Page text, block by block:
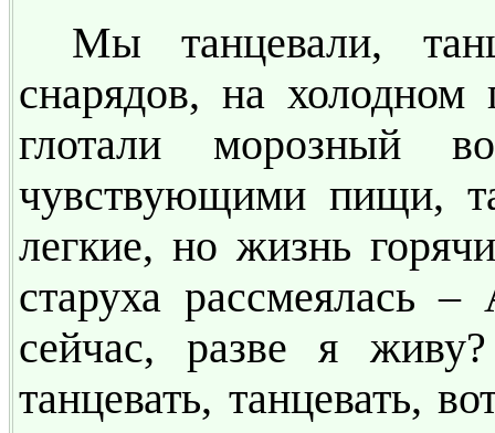
Мы танцевали,
снарядов, на
глотали морозный
чувствующими пищи,
легкие, но жизнь
старуха рассмеялась
сейчас, разве я
танцевать, танцевать,